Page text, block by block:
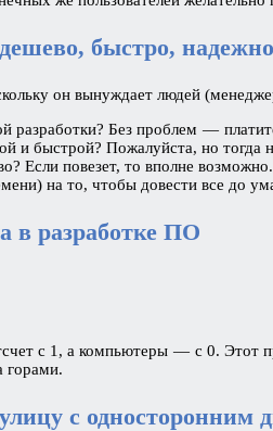
быстро,
он вынуждает людей
разработки? Без проблем —
и быстрой? Пожалуйста, но тогда
Если повезет, то вполне
на то, чтобы довести все до
в разработке ПО
с 1, а компьютеры — с 0. Этот
горами.
с